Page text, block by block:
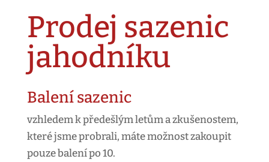
Prodej sazenic
jahodníku
Balení sazenic
vzhledem k předešlým letům a zkušenostem,
které jsme probrali, máte možnost zakoupit
pouze balení po 10.